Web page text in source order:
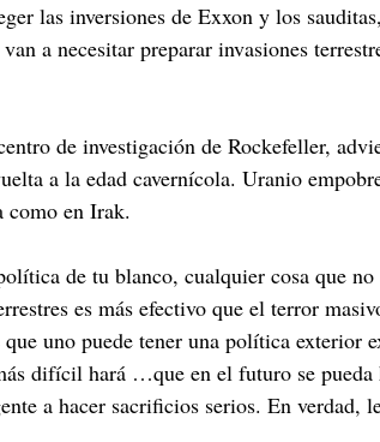
las inversiones de Exxon y los
a necesitar preparar invasiones
de investigación de Rockefeller,
a la edad cavernícola. Uranio
como en Irak.
de tu blanco, cualquier cosa que
es más efectivo que el terror
uno puede tener una política
difícil hará …que en el futuro se pueda
a hacer sacrificios serios. En verdad,